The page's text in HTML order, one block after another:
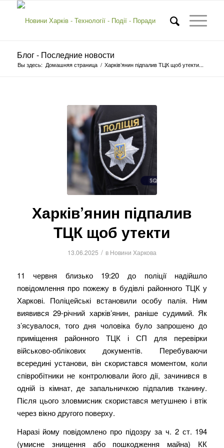
Блог - Последние новости
Вы здесь: Домашняя страница / Харків’янин підпалив ТЦК щоб утекти...
Харків’янин підпалив
ТЦК щоб утекти
13.06.2025 / в Новини Харкова
11 червня близько 19:20 до поліції надійшло
повідомлення про пожежу в будівлі районного ТЦК у
Харкові. Поліцейські встановили особу палія. Ним
виявився 29-річний харків’янин, раніше судимий. Як
з’ясувалося, того дня чоловіка було запрошено до
приміщення районного ТЦК і СП для перевірки
військово-облікових документів. Перебуваючи
всередині установи, він скористався моментом, коли
співробітники не контролювали його дії, зачинився в
одній із кімнат, де запальничкою підпалив тканину.
Після цього зловмисник скористався метушнею і втік
через вікно другого поверху.
Наразі йому повідомлено про підозру за ч. 2 ст. 194
(умисне знищення або пошкодження майна) КК